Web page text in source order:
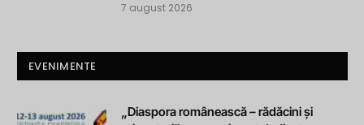
7 august 2026
EVENIMENTE
„Diaspora românească – rădăcini și